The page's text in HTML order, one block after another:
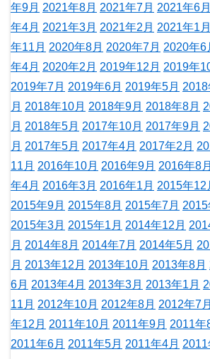
年9月 2021年8月 2021年7月 2021年6月
年4月 2021年3月 2021年2月 2021年1月
年11月 2020年8月 2020年7月 2020年6
年4月 2020年2月 2019年12月 2019年
2019年7月 2019年6月 2019年5月 2018
月 2018年10月 2018年9月 2018年8月
月 2018年5月 2017年10月 2017年9月
月 2017年5月 2017年4月 2017年2月
11月 2016年10月 2016年9月 2016年8月
年4月 2016年3月 2016年1月 2015年12
2015年9月 2015年8月 2015年7月 2015
2015年3月 2015年1月 2014年12月
月 2014年8月 2014年7月 2014年5月
月 2013年12月 2013年10月 2013年8月
6月 2013年4月 2013年3月 2013年1月
11月 2012年10月 2012年8月 2012年7月
年12月 2011年10月 2011年9月 2011年
2011年6月 2011年5月 2011年4月 2011